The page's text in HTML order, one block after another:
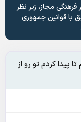
مجاز، زیر نظر
با قوانین جمهوری
پیدا کردم تو رو از